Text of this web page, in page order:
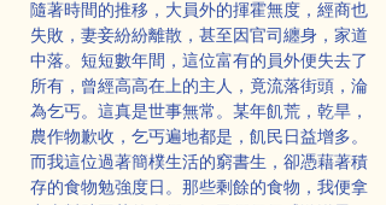
隨著時間的推移，大員外的揮霍無度，經商也
失敗，妻妾紛紛離散，甚至因官司纏身，家道
中落。短短數年間，這位富有的員外便失去了
所有，曾經高高在上的主人，竟流落街頭，淪
為乞丐。這真是世事無常。某年飢荒，乾旱，
農作物歉收，乞丐遍地都是，飢民日益增多。
而我這位過著簡樸生活的窮書生，卻憑藉著積
存的食物勉強度日。那些剩餘的食物，我便拿